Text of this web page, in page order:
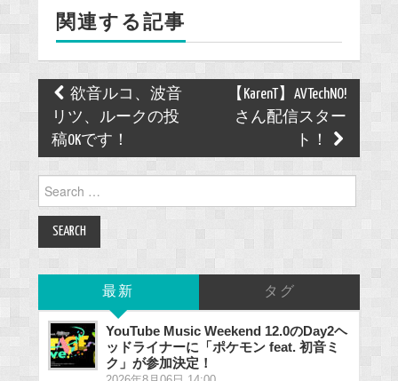
o
k
関連する記事
Post
navigation
欲音ルコ、波音
リツ、ルークの投
稿OKです！
【KarenT】AVTechNO!
さん配信スター
ト！
for:
最新 タグ
YouTube Music Weekend 12.0のDay2ヘ
ッドライナーに「ポケモン feat. 初音ミ
ク」が参加決定！